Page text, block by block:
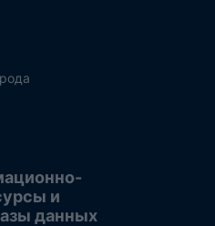
и
данных